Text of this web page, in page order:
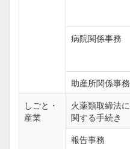
病院関係事務
助産所関係事務
しごと・
産業
火薬類取締法に
関する手続き
報告事務